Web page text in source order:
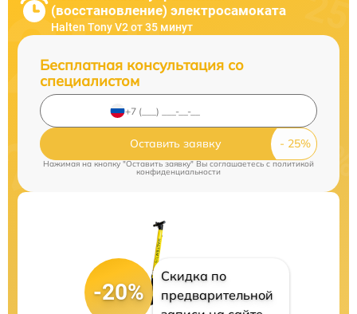
(восстановление) электросамоката
Halten Tony V2 от 35 минут
Бесплатная консультация со
специалистом
Оставить заявку
Нажимая на кнопку "Оставить заявку" Вы соглашаетесь cполитикой
конфиденциальности
-20%
Скидка по
предварительной